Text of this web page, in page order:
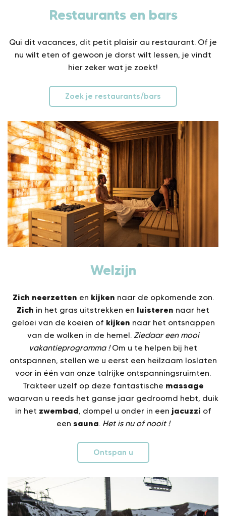
Restaurants en bars
Qui dit vacances, dit petit plaisir au restaurant. Of je
nu wilt eten of gewoon je dorst wilt lessen, je vindt
hier zeker wat je zoekt!
Zoek je restaurants/bars
Welzijn
Zich neerzetten en kijken naar de opkomende zon.
Zich in het gras uitstrekken en luisteren naar het
geloei van de koeien of kijken naar het ontsnappen
van de wolken in de hemel. Ziedaar een mooi
vakantieprogramma !Om u te helpen bij het
ontspannen, stellen we u eerst een heilzaam loslaten
voor in één van onze talrijke ontspanningsruimten.
Trakteer uzelf op deze fantastische massage
waarvan u reeds het ganse jaar gedroomd hebt, duik
in het zwembad, dompel u onder in een jacuzzi of
een sauna. Het is nu of nooit !
Ontspan u